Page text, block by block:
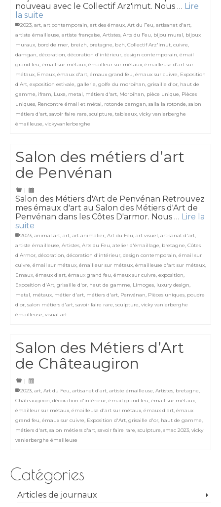
nouveau avec le Collectif Arz'imut. Nous … Lire
la suite
2023, art, art contemporain, art des émaux, Art du Feu, artisanat d'art,
artiste émailleuse, artiste française, Artistes, Arts du Feu, bijou mural, bijoux
muraux, bord de mer, breizh, bretagne, bzh, Collectif Arz'Imut, cuivre,
damgan, décoration, décoration d'intérieur, design contemporain, émail
grand feu, émail sur métaux, émailleur sur métaux, émailleuse d'art sur
métaux, Emaux, émaux d'art, émaux grand feu, émaux sur cuivre, Exposition
d'Art, exposition estivale, gallerie, golfe du morbihan, grisaille d'or, haut de
gamme, ifram, Luxe, metal, métiers d'art, Morbihan, pièce unique, Pièces
uniques, Rencontre émail et métal, rotonde damgan, salla la rotonde, salon
métiers d'art, savoir faire rare, sculpture, tableaux, vicky vanlerberghe
émailleuse, vickyvanlerberghe
Salon des métiers d’art
de Penvénan
|
Salon des Métiers d'Art de Penvénan Retrouvez
mes émaux d'art au Salon des Métiers d'Art de
Penvénan dans les Côtes D'armor. Nous … Lire la
suite
2023, animal art, art, art animalier, Art du Feu, art visuel, artisanat d'art,
artiste émailleuse, Artistes, Arts du Feu, atelier d'émaillage, bretagne, Côtes
d'Armor, décoration, décoration d'intérieur, design contemporain, émail sur
cuivre, émail sur métaux, émailleur sur métaux, émailleuse d'art sur métaux,
Emaux, émaux d'art, émaux grand feu, émaux sur cuivre, exposition,
Exposition d'Art, grisaille d'or, haut de gamme, Limoges, luxury design,
metal, métaux, métier d'art, métiers d'art, Penvénan, Pièces uniques, poudre
d'or, salon métiers d'art, savoir faire rare, sculpture, vicky vanlerberghe
émailleuse, visual art
Salon des Métiers d’Art
de Châteaugiron
|
2023, art, Art du Feu, artisanat d'art, artiste émailleuse, Artistes, bretagne,
Châteaugiron, décoration d'intérieur, émail grand feu, émail sur métaux,
émailleur sur métaux, émailleuse d'art sur métaux, émaux d'art, émaux
grand feu, émaux sur cuivre, Exposition d'Art, grisaille d'or, haut de gamme,
métiers d'art, salon métiers d'art, savoir faire rare, sculpture, smac 2023, vicky
vanlerberghe émailleuse
Catégories
Articles de journaux